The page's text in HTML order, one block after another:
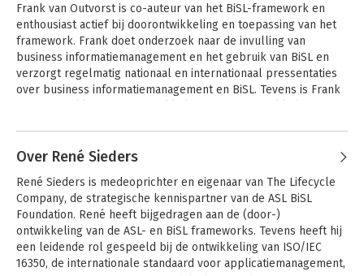
framework voor
applicatiemanagement
Framework voor
business
ASL 2 Self-
BiSL – Een
BiSL Zelfevaluatie
Framework voor
business
Frank van Outvorst is co-auteur van het BiSL-framework en
enthousiast actief bij doorontwikkeling en toepassing van het
framework. Frank doet onderzoek naar de invulling van
business informatiemanagement en het gebruik van BiSL en
verzorgt regelmatig nationaal en internationaal pressentaties
over business informatiemanagement en BiSL. Tevens is Frank
standaard. Frank is als associate verbonden aan The Lifecycle
Outvorst
Over René Sieders
René Sieders is medeoprichter en eigenaar van The Lifecycle
Company, de strategische kennispartner van de ASL BiSL
Foundation. René heeft bijgedragen aan de (door-)
ontwikkeling van de ASL- en BiSL frameworks. Tevens heeft hij
een leidende rol gespeeld bij de ontwikkeling van ISO/IEC
16350, de internationale standaard voor applicatiemanagement,